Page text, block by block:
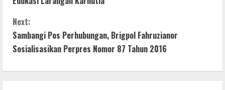
o
k
A
p
n
er
n
t
Next:
Sambangi Pos Perhubungan, Brigpol Fahruzianor
Sosialisasikan Perpres Nomor 87 Tahun 2016